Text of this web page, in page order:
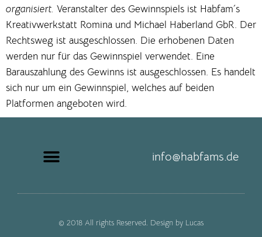
organisiert. Veranstalter des Gewinnspiels ist Habfam´s
Kreativwerkstatt Romina und Michael Haberland GbR. Der
Rechtsweg ist ausgeschlossen. Die erhobenen Daten
werden nur für das Gewinnspiel verwendet. Eine
Barauszahlung des Gewinns ist ausgeschlossen. Es handelt
sich nur um ein Gewinnspiel, welches auf beiden
Platformen angeboten wird.
info@habfams.de
© 2018 All rights Reserved. Design by Lucas